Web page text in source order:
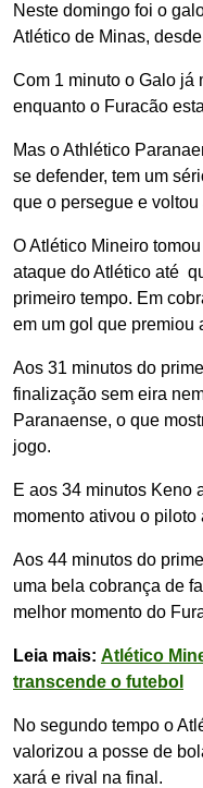
Neste domingo foi o
Atlético de Minas,
Com 1 minuto o Galo já
enquanto o Furacão
Mas o Athlético
se defender, tem um
que o persegue e
O Atlético Mineiro
ataque do Atlético até
primeiro tempo. Em
em um gol que premiou
Aos 31 minutos do
finalização sem eira
Paranaense, o que
jogo.
E aos 34 minutos Keno
momento ativou o piloto
Aos 44 minutos do
uma bela cobrança de
melhor momento do
Leia mais: Atlético
transcende o futebol
No segundo tempo o
valorizou a posse de
xará e rival na final.